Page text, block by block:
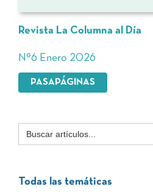
Revista La Columna al Día
Nº6 Enero 2026
PASAPÁGINAS
Buscar:
Todas las temáticas